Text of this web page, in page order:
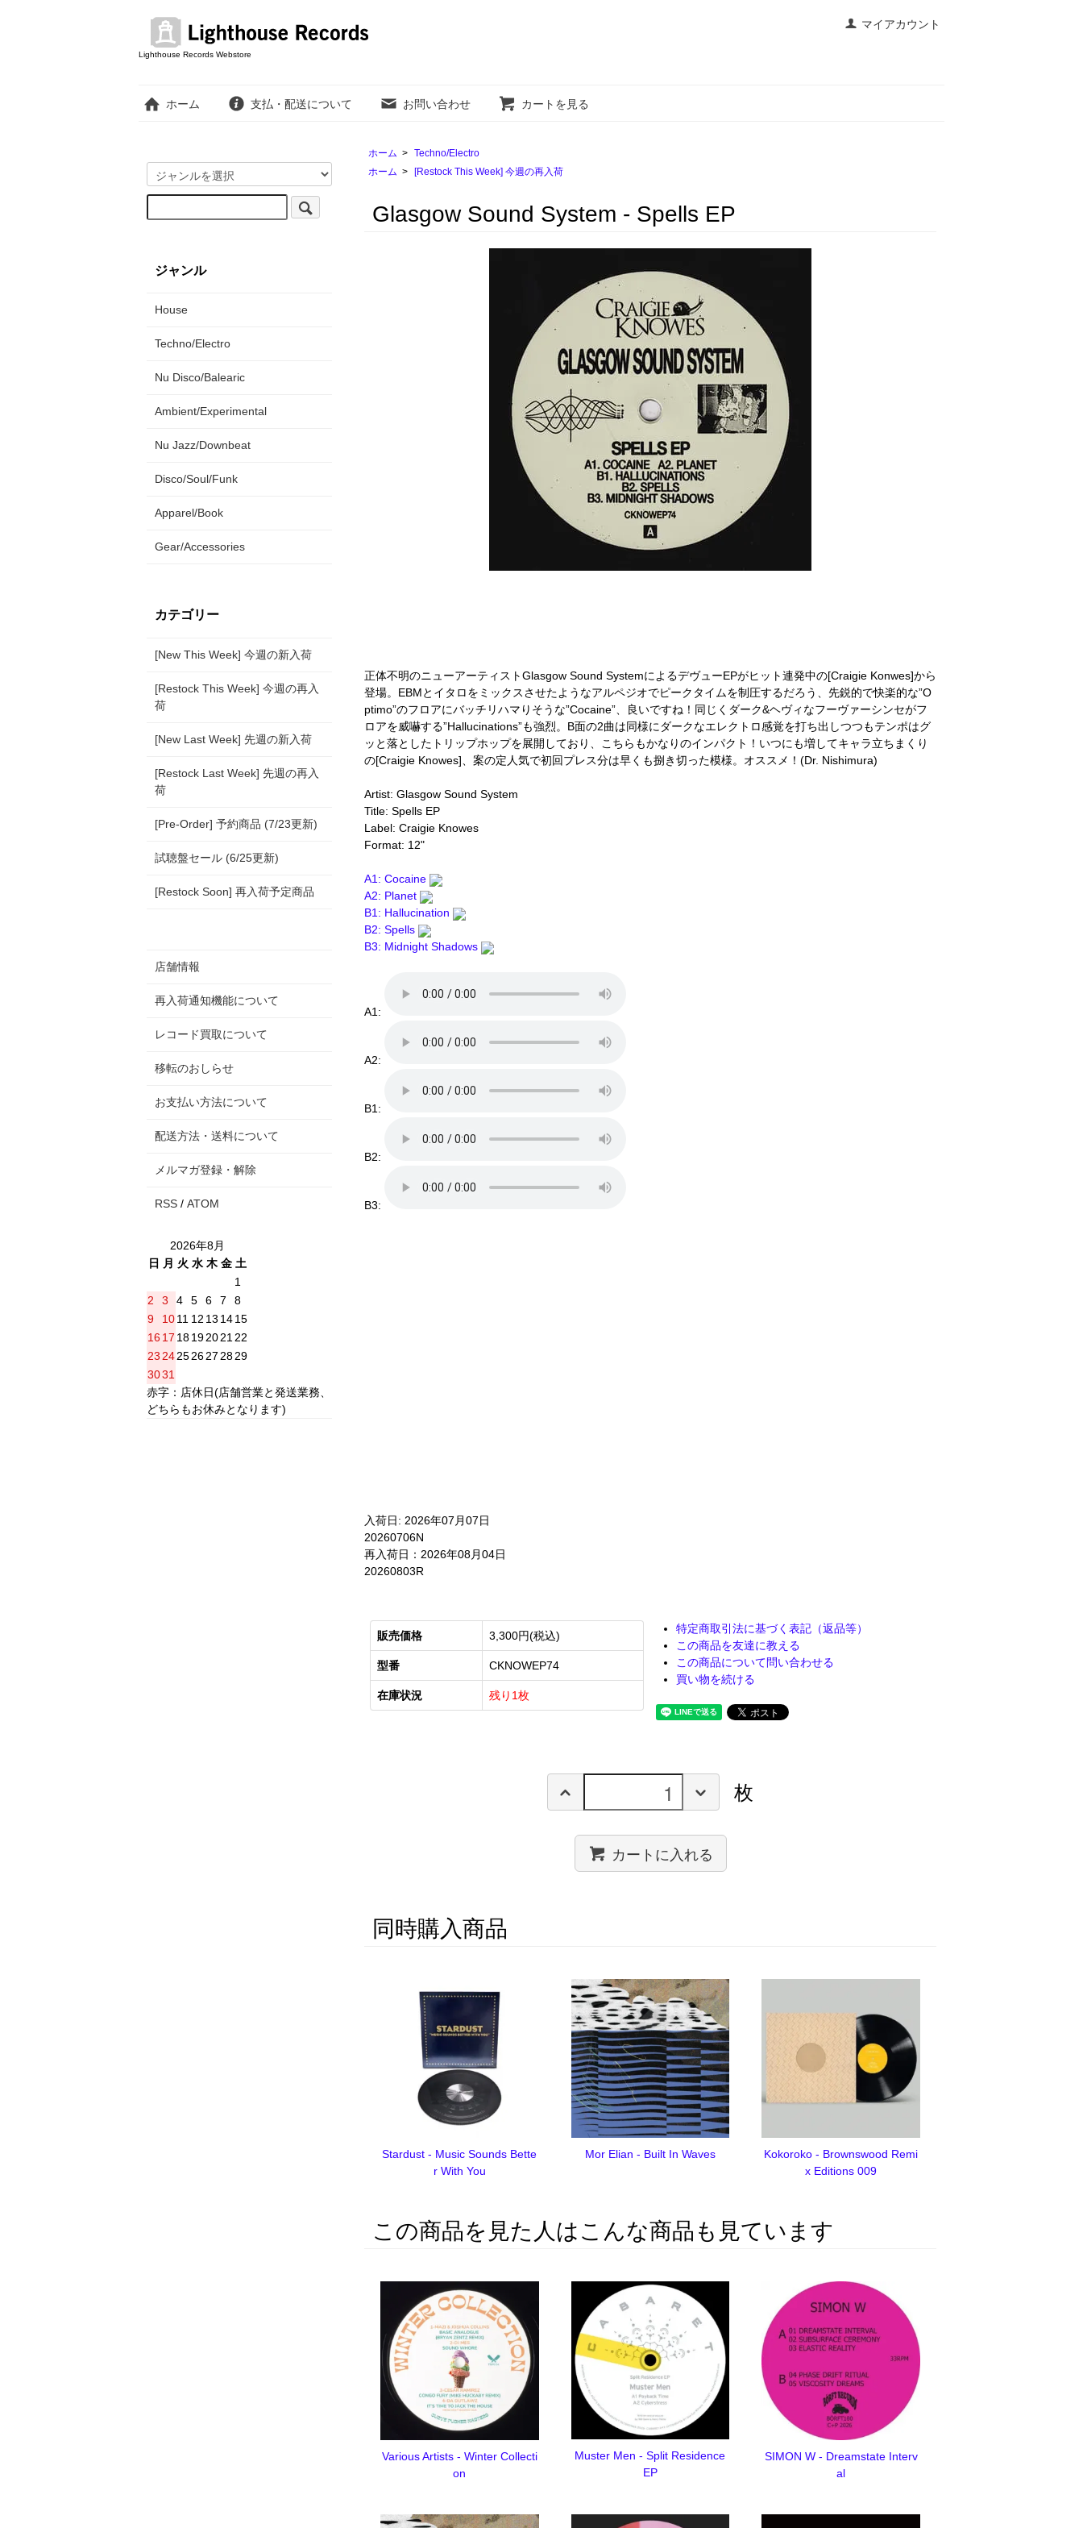
マイアカウント
Lighthouse Records Webstore
ホーム 支払・配送について お問い合わせ カートを見る
ホーム > Techno/Electro
ホーム > [Restock This Week] 今週の再入荷
Glasgow Sound System - Spells EP
正体不明のニューアーティストGlasgow Sound SystemによるデヴューEPがヒット連発中の[Craigie Konwes]から
登場。EBMとイタロをミックスさせたようなアルペジオでピークタイムを制圧するだろう、先鋭的で快楽的な”O
ptimo”のフロアにバッチリハマりそうな”Cocaine”、良いですね！同じくダーク&ヘヴィなフーヴァーシンセがフ
ロアを威嚇する”Hallucinations”も強烈。B面の2曲は同様にダークなエレクトロ感覚を打ち出しつつもテンポはグ
ッと落としたトリップホップを展開しており、こちらもかなりのインパクト！いつにも増してキャラ立ちまくり
の[Craigie Knowes]、案の定人気で初回プレス分は早くも捌き切った模様。オススメ！(Dr. Nishimura)
Artist: Glasgow Sound System
Title: Spells EP
Label: Craigie Knowes
Format: 12"
A1: Cocaine
A2: Planet
B1: Hallucination
B2: Spells
B3: Midnight Shadows
A1:
A2:
B1:
B2:
B3:
入荷日: 2026年07月07日
20260706N
再入荷日：2026年08月04日
20260803R
販売価格 3,300円(税込)
型番 CKNOWEP74
在庫状況 残り1枚
特定商取引法に基づく表記（返品等）
この商品を友達に教える
この商品について問い合わせる
買い物を続ける
枚
カートに入れる
同時購入商品
Stardust - Music Sounds Bette
r With You
Mor Elian - Built In Waves
Kokoroko - Brownswood Remi
x Editions 009
この商品を見た人はこんな商品も見ています
Various Artists - Winter Collecti
on
Muster Men - Split Residence
EP
SIMON W - Dreamstate Interv
al
ジャンル
House
Techno/Electro
Nu Disco/Balearic
Ambient/Experimental
Nu Jazz/Downbeat
Disco/Soul/Funk
Apparel/Book
Gear/Accessories
カテゴリー
[New This Week] 今週の新入荷
[Restock This Week] 今週の再入
荷
[New Last Week] 先週の新入荷
[Restock Last Week] 先週の再入
荷
[Pre-Order] 予約商品 (7/23更新)
試聴盤セール (6/25更新)
[Restock Soon] 再入荷予定商品
店舗情報
再入荷通知機能について
レコード買取について
移転のおしらせ
お支払い方法について
配送方法・送料について
メルマガ登録・解除
RSS / ATOM
2026年8月
日
月 火 水 木 金 土
1
2
3 4 5 6 7
8
9
1011 12 13 1415
16 17 18192021 22
23 24252627 2829
3031
赤字：店休日(店舗営業と発送業務、
どちらもお休みとなります)